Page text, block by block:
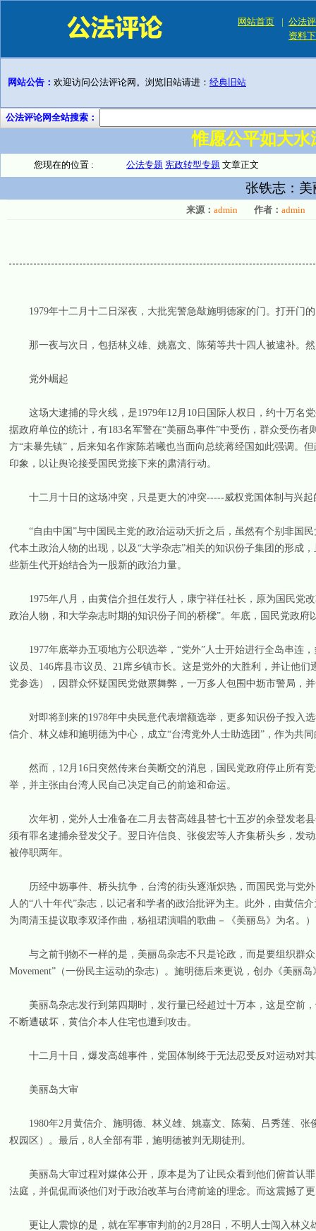
网站首页 | 公法
资料
网站公告： 欢迎访问公法评论网。浏览旧站请进： 经典旧站
公法评论网全站搜索：
惟愿公平如大
您现在的位置 : 公法专题 宪政转型专题 文章正文
张铁志：
来源： admin 作者： admin
1979年十二月十二日深夜，大批宪警急敲施明德家的门。打开门
那一夜与次日，包括林义雄、姚嘉文、陈菊等共十四人被逮补。
党外崛起
这场大逮捕的导火线，是1979年12月10日国际人权日，约十万名
据政府单位的统计，有183名军警在“美丽岛事件”中受伤，群众受伤
方“未暴先镇”，后来知名作家陈若曦也当面向总统蒋经国如此强调。
印象，以让舆论接受国民党接下来的肃清行动。
十二月十日的这场冲突，只是更大的冲突-----威权党国体制与兴起
“自由中国”与中国民主党的政治运动夭折之后，虽然有个别非国民
代本土政治人物的出现，以及“大学杂志”相关的知识份子集团的形成
些新生代开始结合为一股新的政治力量。
1975年八月，由黄信介担任发行人，康宁祥任社长，原为国民党改
政治人物，和大学杂志时期的知识份子间的桥樑”。年底，国民党政
1977年底举办五项地方公职选举，“党外”人士开始进行全岛串连，
议员、146席县市议员、21席乡镇市长。这是党外的大胜利，并让他
党参选），因群众怀疑国民党做票舞弊，一万多人包围中坜市警局，
对即将到来的1978年中央民意代表增额选举，更多知识份子投入选
信介、林义雄和施明德为中心，成立“台湾党外人士助选团”，作为共
然而，12月16日突然传来台美断交的消息，国民党政府停止所有
举，并主张由台湾人民自己决定自己的前途和命运。
次年初，党外人士准备在二月去替高雄县替七十五岁的余登发老县
须有罪名逮捕余登发父子。翌日许信良、张俊宏等人齐集桥头乡，发
被停职两年。
历经中坜事件、桥头抗争，台湾的街头逐渐炽热，而国民党与党外
人的“八十年代”杂志，以记者和学者的政治批评为主。此外，由黄信
为周清玉提议取李双泽作曲，杨祖珺演唱的歌曲－《美丽岛》为名。）
与之前刊物不一样的是，美丽岛杂志不只是论政，而是要组织群众
Movement”（一份民主运动的杂志）。施明德后来更说，创办《美丽
美丽岛杂志发行到第四期时，发行量已经超过十万本，这是空前，
不断遭破坏，黄信介本人住宅也遭到攻击。
十二月十日，爆发高雄事件，党国体制终于无法忍受反对运动对其
美丽岛大审
1980年2月黄信介、施明德、林义雄、姚嘉文、陈菊、吕秀莲、张
权园区）。最后，8人全部有罪，施明德被判无期徒刑。
美丽岛大审过程对媒体公开，原本是为了让民众看到他们俯首认罪
法庭，并侃侃而谈他们对于政治改革与台湾前途的理念。而这震撼了
更让人震惊的是，就在军事审判前的2月28日，不明人士闯入林义